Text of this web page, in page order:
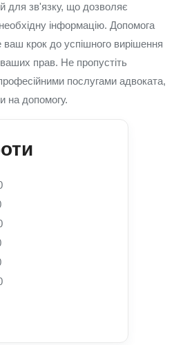
для зв'язку, що дозволяє
інформацію. Допомога
крок до успішного вирішення
прав. Не пропустіть
послугами адвоката,
на допомогу.